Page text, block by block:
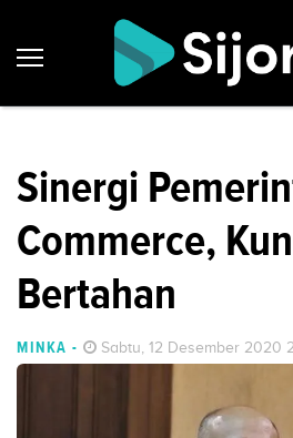
Sinergi
Commerce,
Bertahan
MINKA - Sabtu, 12 Desember 2020